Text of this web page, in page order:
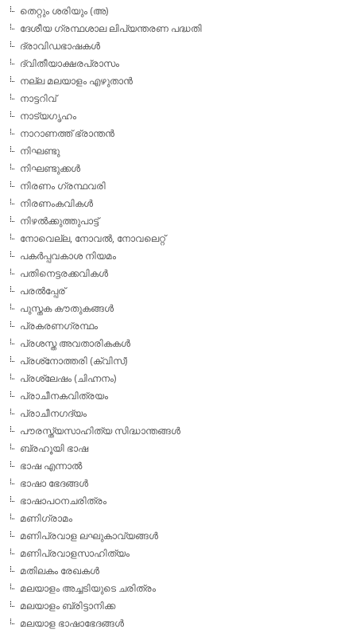
തെറ്റും ശരിയും (അ)
ദേശീയ ഗ്രന്ഥശാല ലിപ്യന്തരണ പദ്ധതി
ദ്രാവിഡഭാഷകള്‍
ദ്വിതീയാക്ഷരപ്രാസം
നല്ല മലയാളം എഴുതാന്‍
നാട്ടറിവ്
നാട്യഗൃഹം
നാറാണത്ത് ഭ്രാന്തന്‍
നിഘണ്ടു
നിഘണ്ടുക്കള്‍
നിരണം ഗ്രന്ഥവരി
നിരണംകവികള്‍
നിഴല്‍ക്കുത്തുപാട്ട്
നോവെല്ല, നോവല്‍, നോവലെറ്റ്
പകര്‍പ്പവകാശ നിയമം
പതിനെട്ടരക്കവികള്‍
പരല്‍പ്പേര്
പുസ്തക കൗതുകങ്ങള്‍
പ്രകരണഗ്രന്ഥം
പ്രശസ്ത അവതാരികകള്‍
പ്രശ്‌നോത്തരി (ക്വിസ്)
പ്രശ്ലേഷം (ചിഹ്നനം)
പ്രാചീനകവിത്രയം
പ്രാചീനഗദ്യം
പൗരസ്ത്യസാഹിത്യ സിദ്ധാന്തങ്ങള്‍
ബ്രഹൂയി ഭാഷ
ഭാഷ എന്നാല്‍
ഭാഷാ ഭേദങ്ങള്‍
ഭാഷാപഠനചരിത്രം
മണിഗ്രാമം
മണിപ്രവാള ലഘുകാവ്യങ്ങള്‍
മണിപ്രവാളസാഹിത്യം
മതിലകം രേഖകള്‍
മലയാളം അച്ചടിയുടെ ചരിത്രം
മലയാളം ബ്രിട്ടാനിക്ക
മലയാള ഭാഷാഭേദങ്ങള്‍